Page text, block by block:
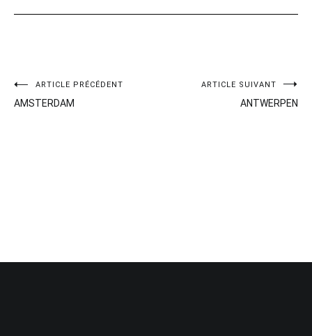
Navigation
de
ARTICLE PRÉCÉDENT
AMSTERDAM
ARTICLE SUIVANT
ANTWERPEN